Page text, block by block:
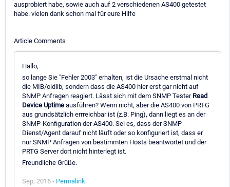
ausprobiert habe, sowie auch auf 2 verschiedenen AS400 getestet
habe. vielen dank schon mal für eure Hilfe
Article Comments
Hallo,
so lange Sie "Fehler 2003" erhalten, ist die Ursache erstmal nicht
die MIB/oidlib, sondern dass die AS400 hier erst gar nicht auf
SNMP Anfragen reagiert. Lässt sich mit dem SNMP Tester Read
Device Uptime ausführen? Wenn nicht, aber die AS400 von PRTG
aus grundsätzlich errreichbar ist (z.B. Ping), dann liegt es an der
SNMP-Konfiguration der AS400. Sei es, dass der SNMP
Dienst/Agent darauf nicht läuft oder so konfiguriert ist, dass er
nur SNMP Anfragen von bestimmten Hosts beantwortet und der
PRTG Server dort nicht hinterlegt ist.
Freundliche Grüße.
Sep, 2016 - Permalink